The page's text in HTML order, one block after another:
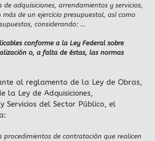
adquisiciones, arrendamientos y servicios,
de un ejercicio presupuestal, así como
considerando: …
conforme a la Ley Federal sobre
o, a falta de éstas, las normas
al reglamento de la Ley de Obras,
la Ley de Adquisiciones,
Servicios del Sector Público, el
de contratación que realicen